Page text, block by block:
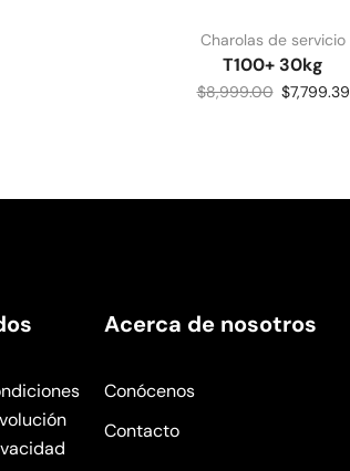
Charolas de servicio
T100+ 30kg
$8,999.00 $7,799.39
Acerca de nosotros
Conócenos
Contacto